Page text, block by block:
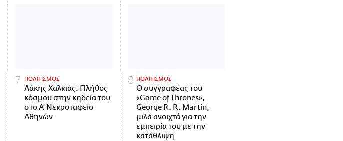
ΠΟΛΙΤΙΣΜΟΣ
Λάκης Χαλκιάς: Πλήθος
κόσμου στην κηδεία του
στο Α' Νεκροταφείο
Αθηνών
ΠΟΛΙΤΙΣΜΟΣ
Ο συγγραφέας του
«Game of Thrones»,
George R. R. Martin,
μιλά ανοιχτά για την
εμπειρία του με την
κατάθλιψη